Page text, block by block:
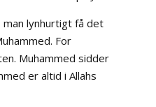
lynhurtigt få det
For
Muhammed sidder
er altid i Allahs